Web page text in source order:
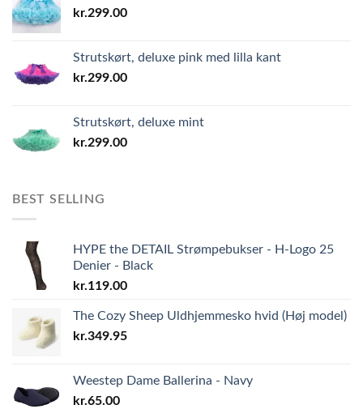
kr.299.00
Strutskørt, deluxe pink med lilla kant
kr.299.00
Strutskørt, deluxe mint
kr.299.00
BEST SELLING
HYPE the DETAIL Strømpebukser - H-Logo 25
Denier - Black
kr.119.00
The Cozy Sheep Uldhjemmesko hvid (Høj model)
kr.349.95
Weestep Dame Ballerina - Navy
kr.65.00